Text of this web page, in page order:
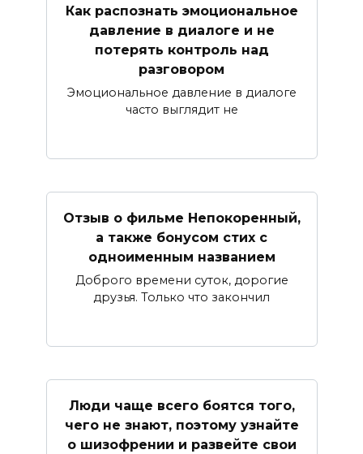
Как распознать эмоциональное
давление в диалоге и не
потерять контроль над
разговором
Эмоциональное давление в диалоге
часто выглядит не
Отзыв о фильме Непокоренный,
а также бонусом стих с
одноименным названием
Доброго времени суток, дорогие
друзья. Только что закончил
Люди чаще всего боятся того,
чего не знают, поэтому узнайте
о шизофрении и развейте свои